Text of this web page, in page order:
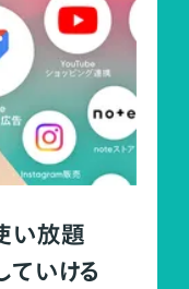
い放題
ていける